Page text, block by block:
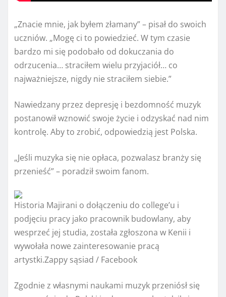
„Znacie mnie, jak byłem złamany” – pisał do swoich
uczniów. „Mogę ci to powiedzieć. W tym czasie
bardzo mi się podobało od dokuczania do
odrzucenia… straciłem wielu przyjaciół… co
najważniejsze, nigdy nie straciłem siebie.”
Nawiedzany przez depresję i bezdomność muzyk
postanowił wznowić swoje życie i odzyskać nad nim
kontrolę. Aby to zrobić, odpowiedzią jest Polska.
„Jeśli muzyka się nie opłaca, pozwalasz branży się
przenieść” – poradził swoim fanom.
Historia Majirani o dołączeniu do college’u i
podjęciu pracy jako pracownik budowlany, aby
wesprzeć jej studia, została zgłoszona w Kenii i
wywołała nowe zainteresowanie pracą
artystki.Zappy sąsiad / Facebook
Zgodnie z własnymi naukami muzyk przeniósł się